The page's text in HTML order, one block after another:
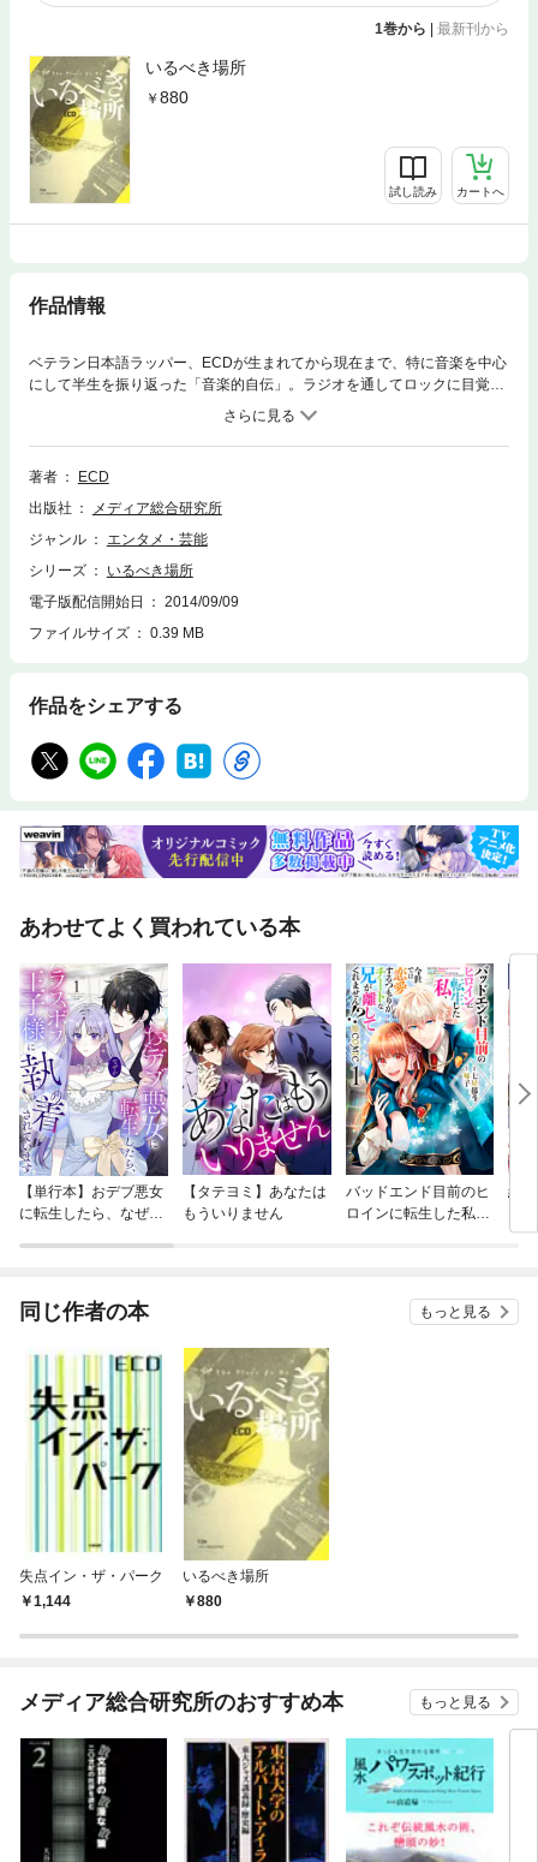
1巻から 最新刊から
いるべき場所
880
試し読み カートへ
作品情報
ベテラン日本語ラッパー、ECDが生まれてから現在まで、特に音楽を中心
にして半生を振り返った「音楽的自伝」。ラジオを通してロックに目覚
め、パンクと出会い、劇団での活動を経て、ラッパーとなりつつも日本語
ラップシーンにも違和感を感じて新たな地点へと、常に「いるべき場所」
を探す、その時々で目撃してきた様々なシーンを描いた「同時代史」。
著者
ECD
出版社
メディア総合研究所
ジャンル
エンタメ・芸能
シリーズ
いるべき場所
電子版配信開始日
2014/09/09
ファイルサイズ
0.39 MB
作品をシェアする
あわせてよく買われている本
【単行本】おデブ悪女
に転生したら、なぜか
【タテヨミ】あなたは
もういりません
バッドエンド目前のヒ
ロインに転生した私、
結
同じ作者の本 もっと見る
失点イン・ザ・パーク
1,144
いるべき場所
880
メディア総合研究所のおすすめ本 もっと見る